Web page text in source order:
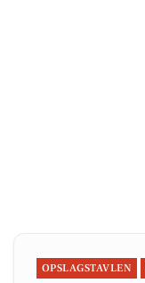
OPSLAGSTAVLEN